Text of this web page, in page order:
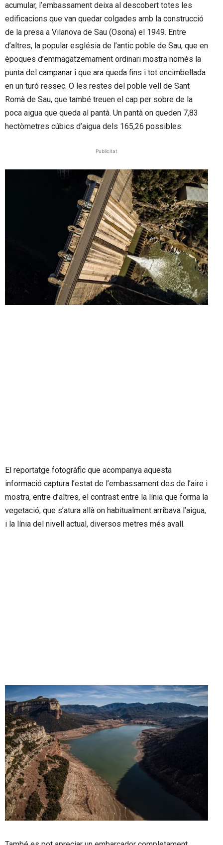
acumular, l’embassament deixa al descobert totes les
edificacions que van quedar colgades amb la construcció
de la presa a Vilanova de Sau (Osona) el 1949. Entre
d’altres, la popular església de l’antic poble de Sau, que en
èpoques d’emmagatzemament ordinari mostra només la
punta del campanar i que ara queda fins i tot encimbellada
en un turó ressec. O les restes del poble vell de Sant
Romà de Sau, que també treuen el cap per sobre de la
poca aigua que queda al pantà. Un pantà on queden 7,83
hectòmetres cúbics d’aigua dels 165,26 possibles.
Publicitat
El reportatge fotogràfic que acompanya aquesta
informació captura l’estat de l’embassament des de l’aire i
mostra, entre d’altres, el contrast entre la línia que forma la
vegetació, que s’atura allà on habitualment arribava l’aigua,
i la línia del nivell actual, diversos metres més avall.